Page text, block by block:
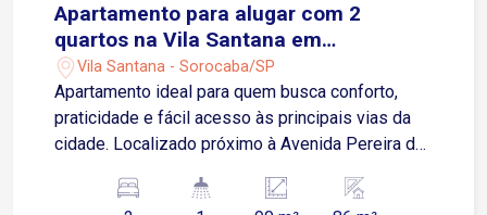
Apartamento para alugar com 2
quartos na Vila Santana em
Sorocaba/SP
Vila Santana - Sorocaba/SP
Apartamento ideal para quem busca conforto,
praticidade e fácil acesso às principais vias da
cidade. Localizado próximo à Avenida Pereira da
Avenida Dom Aguirre, em região com escolas,